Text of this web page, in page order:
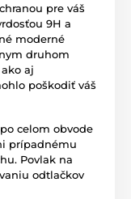
pre váš
9H a
moderné
druhom
aj
poškodiť váš
celom obvode
prípadnému
Povlak na
odtlačkov